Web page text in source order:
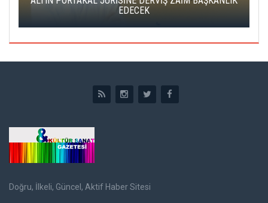
EDECEK
Doğru, İlkeli, Güncel, Aktif Haber Sitesi